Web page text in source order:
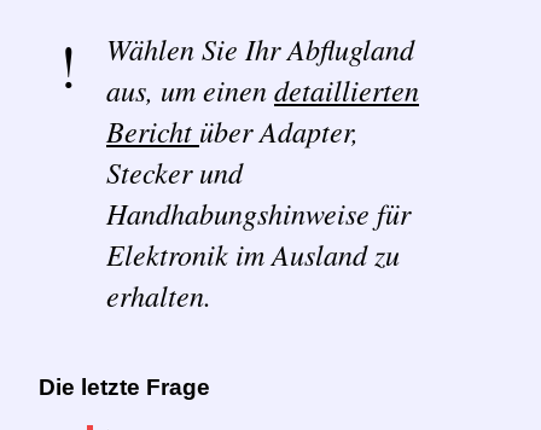
Wählen Sie Ihr Abflugland
aus, um einendetaillierten
Bericht über Adapter,
Stecker und
Handhabungshinweise für
Elektronik im Ausland zu
erhalten.
Die letzte Frage